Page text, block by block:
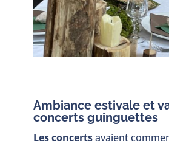
Ambiance estivale et
concerts guinguettes
Les concertsavaient